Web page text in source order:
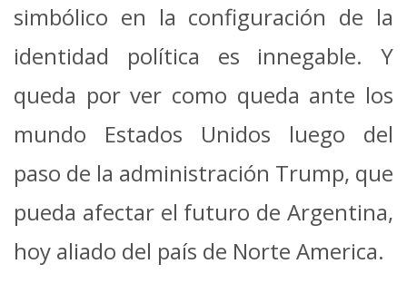
simbólico en la configuración de la
identidad política es innegable. Y
queda por ver como queda ante los
mundo Estados Unidos luego del
paso de la administración Trump, que
pueda afectar el futuro de Argentina,
hoy aliado del país de Norte America.